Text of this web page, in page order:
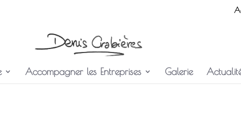
Accompagner les Entreprises Galerie